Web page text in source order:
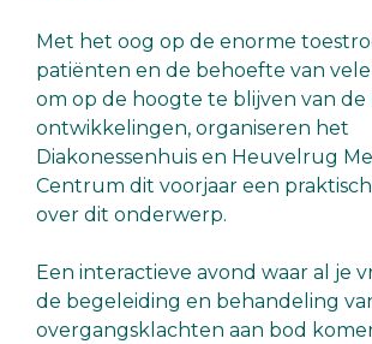
Met het oog op de enorme
patiënten en de behoefte van
om op de hoogte te blijven van de
ontwikkelingen, organiseren het
Diakonessenhuis en Heuvelrug
Centrum dit voorjaar een
over dit onderwerp.
Een interactieve avond waar al je
de begeleiding en behandeling
overgangsklachten aan bod